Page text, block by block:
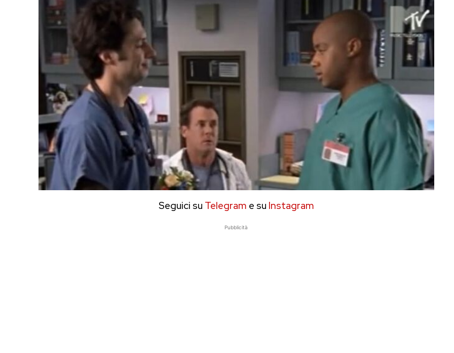
Seguici su Telegram e su Instagram
Pubblicità